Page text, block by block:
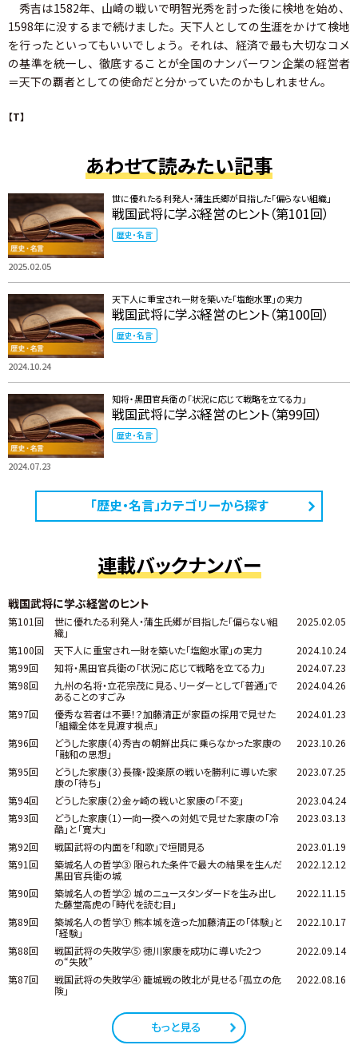
秀吉は1582年、山崎の戦いで明智光秀を討った後に検地を始め、
1598年に没するまで続けました。天下人としての生涯をかけて検地
を行ったといってもいいでしょう。それは、経済で最も大切なコメ
の基準を統一し、徹底することが全国のナンバーワン企業の経営者
＝天下の覇者としての使命だと分かっていたのかもしれません。
【T】
あわせて読みたい記事
2025.02.05
世に優れたる利発人・蒲生氏郷が目指した「偏らない組織」
戦国武将に学ぶ経営のヒント（第101回）
歴史・名言
2024.10.24
天下人に重宝され一財を築いた「塩飽水軍」の実力
戦国武将に学ぶ経営のヒント（第100回）
歴史・名言
2024.07.23
知将・黒田官兵衛の「状況に応じて戦略を立てる力」
戦国武将に学ぶ経営のヒント（第99回）
歴史・名言
「歴史・名言」カテゴリーから探す
連載バックナンバー
戦国武将に学ぶ経営のヒント
第101回
世に優れたる利発人・蒲生氏郷が目指した「偏らない組
織」
2025.02.05
第100回 天下人に重宝され一財を築いた「塩飽水軍」の実力
2024.10.24
第99回
知将・黒田官兵衛の「状況に応じて戦略を立てる力」
2024.07.23
第98回
九州の名将・立花宗茂に見る、リーダーとして「普通」で
あることのすごみ
2024.04.26
第97回
優秀な若者は不要！？加藤清正が家臣の採用で見せた
「組織全体を見渡す視点」
2024.01.23
第96回
どうした家康（4）秀吉の朝鮮出兵に乗らなかった家康の
「融和の思想」
2023.10.26
第95回
どうした家康（3）長篠・設楽原の戦いを勝利に導いた家
康の「待ち」
2023.07.25
第94回 どうした家康（2）金ヶ崎の戦いと家康の「不変」
2023.04.24
第93回
どうした家康（1）一向一揆への対処で見せた家康の「冷
酷」と「寛大」
2023.03.13
第92回 戦国武将の内面を「和歌」で垣間見る
2023.01.19
第91回
築城名人の哲学③ 限られた条件で最大の結果を生んだ
黒田官兵衛の城
2022.12.12
第90回
築城名人の哲学② 城のニュースタンダードを生み出し
た藤堂高虎の「時代を読む目」
2022.11.15
第89回
築城名人の哲学① 熊本城を造った加藤清正の「体験」と
「経験」
2022.10.17
第88回
戦国武将の失敗学⑤ 徳川家康を成功に導いた2つ
の“失敗”
2022.09.14
第87回
戦国武将の失敗学④ 籠城戦の敗北が見せる「孤立の危
険」
2022.08.16
もっと見る